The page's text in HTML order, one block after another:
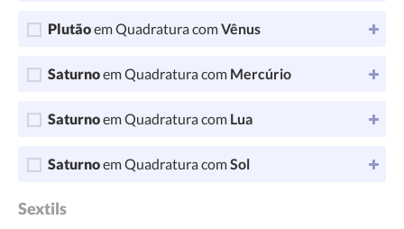
Plutãoem Quadratura comVênus
Saturnoem Quadratura com Mercúrio
Saturnoem Quadratura com Lua
Saturnoem Quadratura comSol
Sextils